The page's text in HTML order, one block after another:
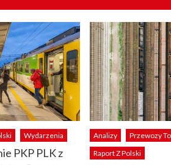
Wydarzenia
PKP PLK z
Analizy
Przewozy
Raport Z Polski